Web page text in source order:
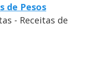
de Pesos
- Receitas de